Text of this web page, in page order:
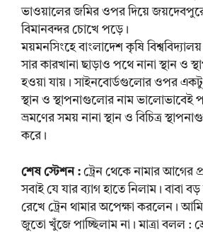
ভাওয়ালের জমির ওপর দিয়ে
বিমানবন্দর চোখে পড়ে।
ময়মনসিংহে বাংলাদেশ কৃষি
সার কারখানা ছাড়াও পথে নানা স্থান ও
হওয়া যায়। সাইনবোর্ডগুলোর ওপর একটু
স্থান ও স্থাপনাগুলোর নাম ভালোভাবেই
ভ্রমণের সময় নানা স্থান ও বিচিত্র
করে।
শেষ স্টেশন : ট্রেন থেকে নামার আগের
সবাই যে যার ব্যাগ হাতে নিলাম। বাবা
রেখে ট্রেন থামার অপেক্ষা করলেন।
জুতো খুঁজে পাচ্ছিলাম না। মাত্রা বলল :